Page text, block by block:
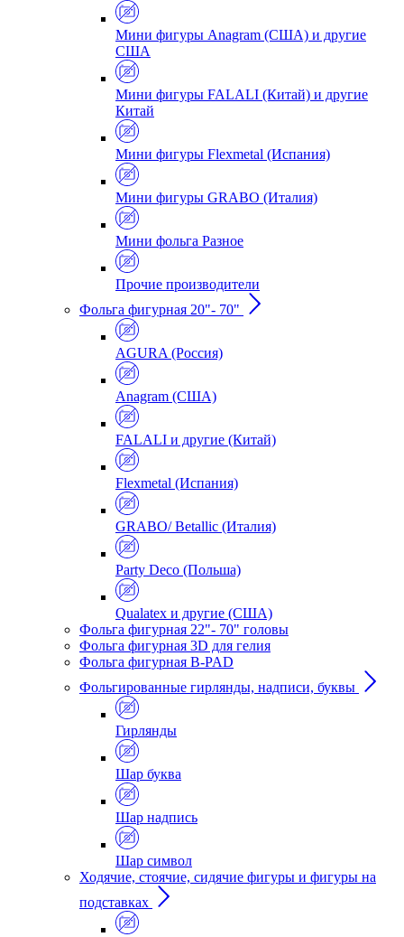
Мини фигуры Anagram (США) и другие
США
Мини фигуры FALALI (Китай) и другие
Китай
Мини фигуры Flexmetal (Испания)
Мини фигуры GRABO (Италия)
Мини фольга Разное
Прочие производители
Фольга фигурная 20"- 70"
AGURA (Россия)
Anagram (США)
FALALI и другие (Китай)
Flexmetal (Испания)
GRABO/ Betallic (Италия)
Party Deco (Польша)
Qualatex и другие (США)
Фольга фигурная 22"- 70" головы
Фольга фигурная 3D для гелия
Фольга фигурная B-PAD
Фольгированные гирлянды, надписи, буквы
Гирлянды
Шар буква
Шар надпись
Шар символ
Ходячие, стоячие, сидячие фигуры и фигуры на
подставках